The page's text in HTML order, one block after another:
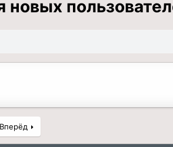
новых
Вперёд